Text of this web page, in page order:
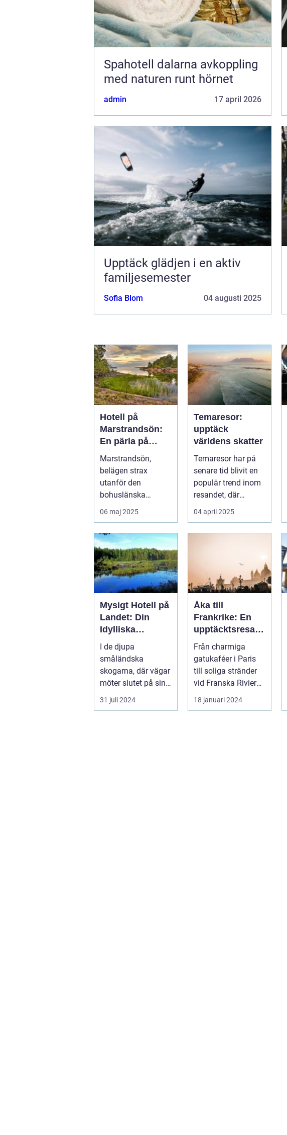
Spahotell dalarna avkoppling
med naturen runt hörnet
admin 17 april 2026
Upptäck glädjen i en aktiv
familjesemester
Sofia Blom 04 augusti 2025
Hotell på
Marstrandsön:
En pärla på
västkusten
Marstrandsön,
belägen strax
utanför den
bohuslänska
kusten, är känd so...
06 maj 2025
Temaresor:
upptäck
världens skatter
Temaresor har på
senare tid blivit en
populär trend inom
resandet, där
resenäre...
04 april 2025
Mysigt Hotell på
Landet: Din
Idylliska
Tillflyktsort i
Småland
I de djupa
småländska
skogarna, där vägar
möter slutet på sin
str&au...
31 juli 2024
Åka till
Frankrike: En
upptäcktsresa
av kultur,
historia och god
mat
Från charmiga
gatukaféer i Paris
till soliga stränder
vid Franska Rivieran
Frankrike erbjuder
en må...
18 januari 2024